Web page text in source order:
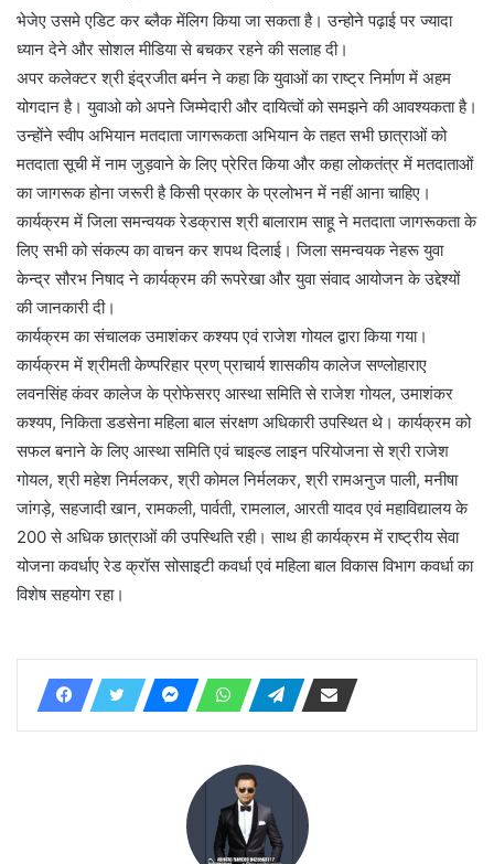
भेजेए उसमे एडिट कर ब्लैक मेंलिग किया जा सकता है। उन्होने पढ़ाई पर ज्यादा
ध्यान देने और सोशल मीडिया से बचकर रहने की सलाह दी।
अपर कलेक्टर श्री इंद्रजीत बर्मन ने कहा कि युवाओं का राष्ट्र निर्माण में अहम
योगदान है। युवाओ को अपने जिम्मेदारी और दायित्वों को समझने की आवश्यकता है।
उन्होंने स्वीप अभियान मतदाता जागरूकता अभियान के तहत सभी छात्राओं को
मतदाता सूची में नाम जुड़वाने के लिए प्रेरित किया और कहा लोकतंत्र में मतदाताओं
का जागरूक होना जरूरी है किसी प्रकार के प्रलोभन में नहीं आना चाहिए।
कार्यक्रम में जिला समन्वयक रेडक्रास श्री बालाराम साहू ने मतदाता जागरूकता के
लिए सभी को संकल्प का वाचन कर शपथ दिलाई। जिला समन्वयक नेहरू युवा
केन्द्र सौरभ निषाद ने कार्यक्रम की रूपरेखा और युवा संवाद आयोजन के उद्देश्यों
की जानकारी दी।
कार्यक्रम का संचालक उमाशंकर कश्यप एवं राजेश गोयल द्वारा किया गया।
कार्यक्रम में श्रीमती केण्परिहार प्रण् प्राचार्य शासकीय कालेज सण्लोहाराए
लवनसिंह कंवर कालेज के प्रोफेसरए आस्था समिति से राजेश गोयल, उमाशंकर
कश्यप, निकिता डडसेना महिला बाल संरक्षण अधिकारी उपस्थित थे। कार्यक्रम को
सफल बनाने के लिए आस्था समिति एवं चाइल्ड लाइन परियोजना से श्री राजेश
गोयल, श्री महेश निर्मलकर, श्री कोमल निर्मलकर, श्री रामअनुज पाली, मनीषा
जांगड़े, सहजादी खान, रामकली, पार्वती, रामलाल, आरती यादव एवं महाविद्यालय के
200 से अधिक छात्राओं की उपस्थिति रही। साथ ही कार्यक्रम में राष्ट्रीय सेवा
योजना कवर्धाए रेड क्रॉस सोसाइटी कवर्धा एवं महिला बाल विकास विभाग कवर्धा का
विशेष सहयोग रहा।